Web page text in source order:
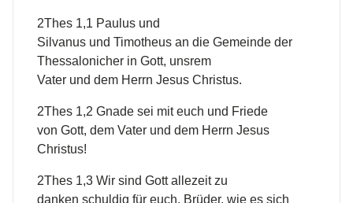
2Thes 1,1 Paulus und
Silvanus und Timotheus an die Gemeinde der
Thessalonicher in Gott, unsrem
Vater und dem Herrn Jesus Christus.
2Thes 1,2 Gnade sei mit euch und Friede
von Gott, dem Vater und dem Herrn Jesus
Christus!
2Thes 1,3 Wir sind Gott allezeit zu
danken schuldig für euch, Brüder, wie es sich